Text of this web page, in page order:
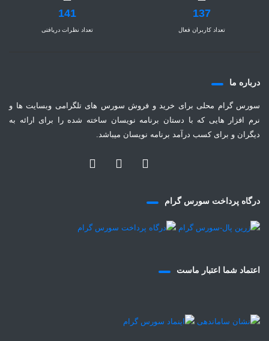
137
تعداد کاربران فعال
141
تعداد نظرات دریافتی
درباره ما
سورس گرام محلی برای خرید و فروش سورس های تلگرامی وبسایت ها و
نرم افزار هایی که با دستان برنامه نویسان ساخته شده را برای ارائه به
دیگران و برای کسب درآمد برنامه نویسان میباشد.
درگاه پرداخت سورس گرام
اعتماد شما اعتبار ماست